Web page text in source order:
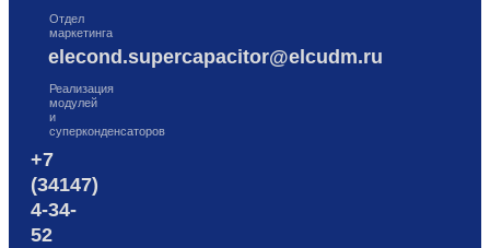
Отдел
маркетинга
elecond.supercapacitor@elcudm.ru
Реализация
модулей
и
суперконденсаторов
+7
(34147)
4-34-
52